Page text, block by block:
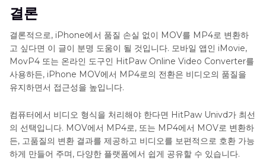
결론
결론적으로, iPhone에서 품질 손실 없이 MOV를 MP4로 변환하
고 싶다면 이 글이 분명 도움이 될 것입니다. 모바일 앱인 iMovie,
MovP4 또는 온라인 도구인 HitPaw Online Video Converter를
사용하든, iPhone MOV에서 MP4로의 전환은 비디오의 품질을
유지하면서 접근성을 높입니다.
컴퓨터에서 비디오 형식을 처리해야 한다면 HitPaw Univd가 최선
의 선택입니다. MOV에서 MP4로, 또는 MP4에서 MOV로 변환하
든, 고품질의 변환 결과를 제공하고 비디오를 보편적으로 호환 가능
하게 만들어 주며, 다양한 플랫폼에서 쉽게 공유할 수 있습니다.